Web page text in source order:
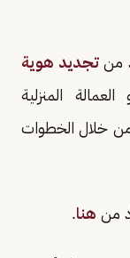
منتجديد هوية
المنزلية
من خلال الخطوات
من هنا.